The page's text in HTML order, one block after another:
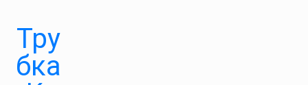
Тру
бка